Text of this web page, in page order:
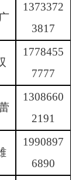
1373372
3817
1778455
7777
1308660
2191
1990897
6890